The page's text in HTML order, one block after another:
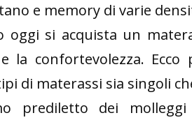
e memory di varie
oggi si acquista un
la confortevolezza.
di materassi sia singoli
prediletto dei